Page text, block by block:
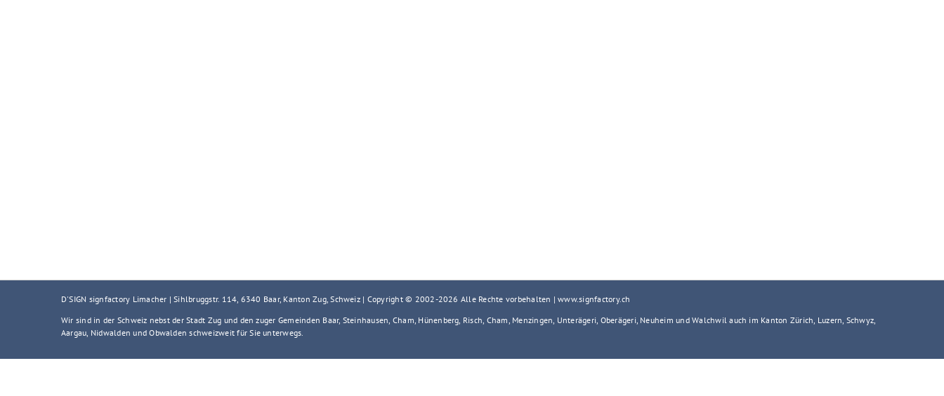
D'SIGN signfactory Limacher | Sihlbruggstr. 114, 6340 Baar, Kanton Zug, Schweiz | Copyright © 2002-2026 Alle Rechte vorbehalten | www.signfactory.ch
Wir sind in der Schweiz nebst der Stadt Zug und den zuger Gemeinden Baar, Steinhausen, Cham, Hünenberg, Risch, Cham, Menzingen, Unterägeri, Oberägeri, Neuheim und Walchwil auch im Kanton Zürich, Luzern, Schwyz,
Aargau, Nidwalden und Obwalden schweizweit für Sie unterwegs.